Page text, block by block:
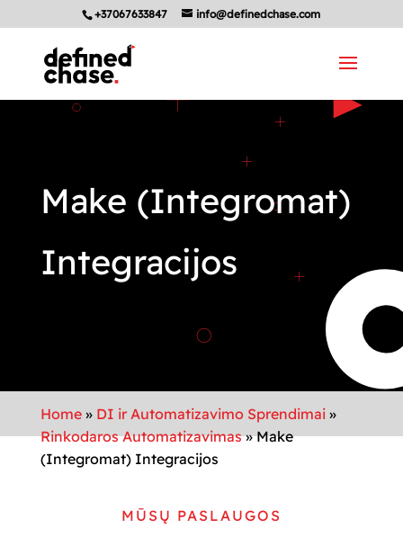
+37067633847 info@definedchase.com
Make (Integromat)
Integracijos
Home» DI ir Automatizavimo Sprendimai»
Rinkodaros Automatizavimas»Make
(Integromat) Integracijos
MŪSŲ PASLAUGOS